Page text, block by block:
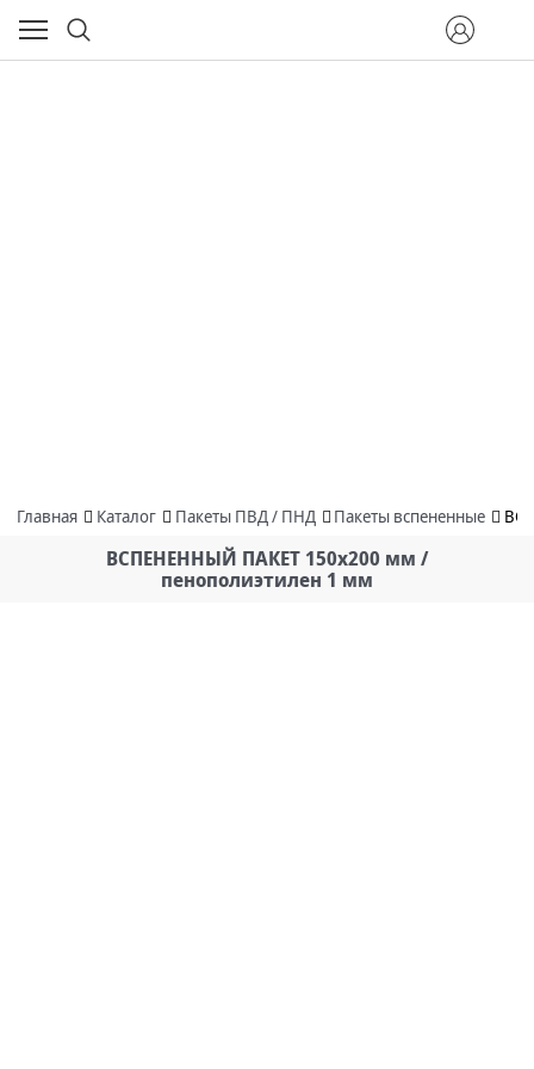
Главная Каталог Пакеты ПВД / ПНД Пакеты вспененные
ВСПЕНЕННЫЙ ПАКЕТ 150х200 мм /
пенополиэтилен 1 мм